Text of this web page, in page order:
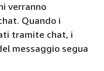
verranno
Quando i
tramite chat, i
messaggio segua